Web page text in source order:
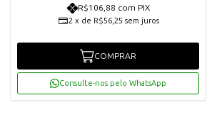
R$106,88 com PIX
2 x de R$56,25 sem juros
COMPRAR
Consulte-nos pelo WhatsApp